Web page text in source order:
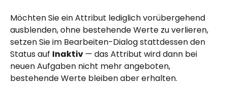
Möchten Sie ein Attribut lediglich vorübergehend
ausblenden, ohne bestehende Werte zu verlieren,
setzen Sie im Bearbeiten-Dialog stattdessen den
Status auf Inaktiv — das Attribut wird dann bei
neuen Aufgaben nicht mehr angeboten,
bestehende Werte bleiben aber erhalten.